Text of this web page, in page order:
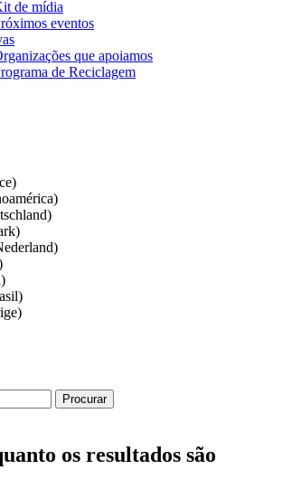
de mídia
eventos
que apoiamos
de Reciclagem
os resultados são